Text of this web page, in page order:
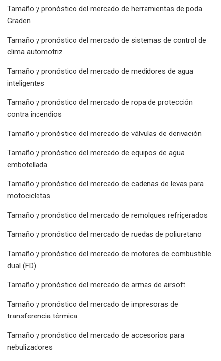
Tamaño y pronóstico del mercado de herramientas de poda
Graden
Tamaño y pronóstico del mercado de sistemas de control de
clima automotriz
Tamaño y pronóstico del mercado de medidores de agua
inteligentes
Tamaño y pronóstico del mercado de ropa de protección
contra incendios
Tamaño y pronóstico del mercado de válvulas de derivación
Tamaño y pronóstico del mercado de equipos de agua
embotellada
Tamaño y pronóstico del mercado de cadenas de levas para
motocicletas
Tamaño y pronóstico del mercado de remolques refrigerados
Tamaño y pronóstico del mercado de ruedas de poliuretano
Tamaño y pronóstico del mercado de motores de combustible
dual (FD)
Tamaño y pronóstico del mercado de armas de airsoft
Tamaño y pronóstico del mercado de impresoras de
transferencia térmica
Tamaño y pronóstico del mercado de accesorios para
nebulizadores